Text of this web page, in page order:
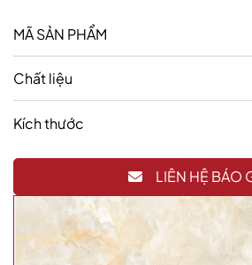
MÃ SẢN PHẨM
Chất liệu
Kích thước
LIÊN HỆ BÁO